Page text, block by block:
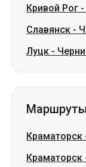
Кривой Рог -
Славянск -
Луцк -
Краматорск
Краматорск